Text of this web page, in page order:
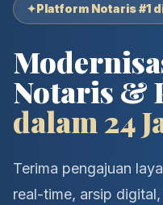
✦Platform Notaris #1
Notaris &
dalam 24
Terima pengajuan
real-time, arsip